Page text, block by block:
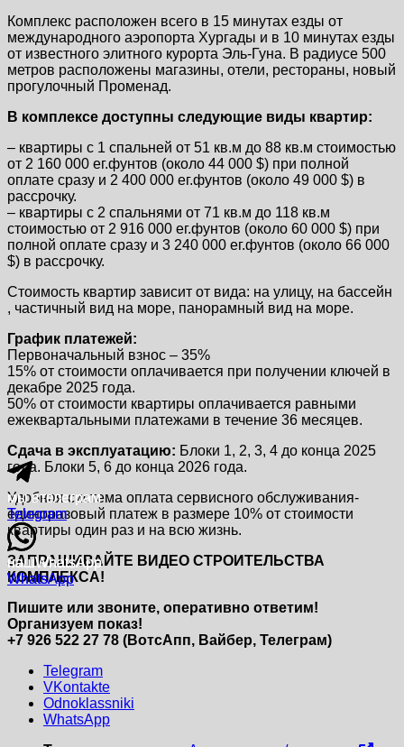
Комплекс расположен всего в 15 минутах езды от
международного аэропорта Хургады и в 10 минутах езды
от известного элитного курорта Эль-Гуна. В радиусе 500
метров расположены магазины, отели, рестораны, новый
прогулочный Променад.
В комплексе доступны следующие виды квартир:
– квартиры с 1 спальней от 51 кв.м до 88 кв.м стоимостью
от 2 160 000 ег.фунтов (около 44 000 $) при полной
оплате сразу и 2 400 000 ег.фунтов (около 49 000 $) в
рассрочку.
– квартиры с 2 спальнями от 71 кв.м до 118 кв.м
стоимостью от 2 916 000 ег.фунтов (около 60 000 $) при
полной оплате сразу и 3 240 000 ег.фунтов (около 66 000
$) в рассрочку.
Стоимость квартир зависит от вида: на улицу, на бассейн
, частичный вид на море, панорамный вид на море.
График платежей:
Первоначальный взнос – 35%
15% от стоимости оплачивается при получении ключей в
декабре 2025 года.
50% от стоимости квартиры оплачивается равными
ежеквартальными платежами в течение 36 месяцев.
Сдача в эксплуатацию: Блоки 1, 2, 3, 4 до конца 2025
года. Блоки 5, 6 до конца 2026 года.
Удобная система оплата сервисного обслуживания-
единоразовый платеж в размере 10% от стоимости
квартиры один раз и на всю жизнь.
ЗАПРАШИВАЙТЕ ВИДЕО СТРОИТЕЛЬСТВА
КОМПЛЕКСА!
Пишите или звоните, оперативно ответим!
Организуем показ!
+7 926 522 27 78 (ВотсАпп, Вайбер, Телеграм)
Telegram
VKontakte
Odnoklassniki
WhatsApp
мы втелеграм
Telegram
нашWhatsApp
WhatsApp
мы втелеграм
Telegram
нашWhatsApp
WhatsApp